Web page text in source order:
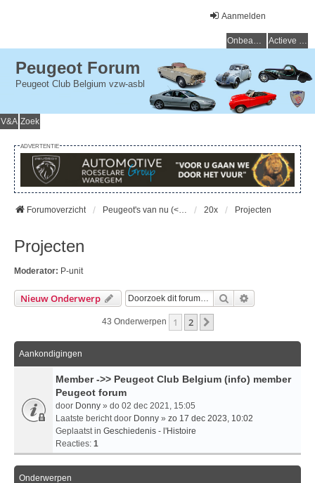
Aanmelden
Onbeantwoorde onderwerpen Actieve onderwerpen
Peugeot Forum
Peugeot Club Belgium vzw-asbl
V&A Zoek
ADVERTENTIE
Forumoverzicht Peugeot's van nu (< 15 jaar) - Peugeot d'aujourd'hui (< 15 ans) 20x Projecten
Projecten
Moderator: P-unit
Nieuw Onderwerp Zoek
43 Onderwerpen 1 2
Aankondigingen
Member ->> Peugeot Club Belgium (info) member
Peugeot forum
door Donny » do 02 dec 2021, 15:05
Laatste bericht door Donny » zo 17 dec 2023, 10:02
Geplaatst in Geschiedenis - l'Histoire
Reacties: 1
Onderwerpen